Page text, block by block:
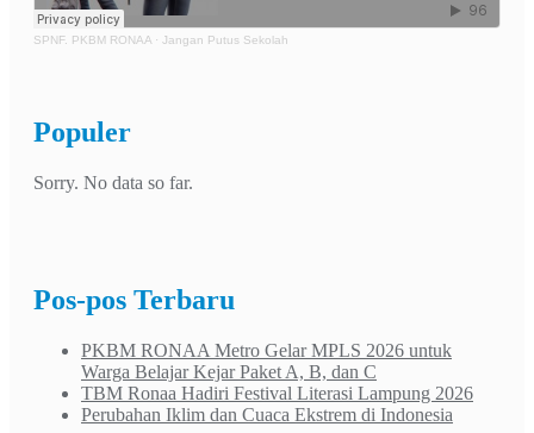
SPNF. PKBM RONAA · Jangan Putus Sekolah
Populer
Sorry. No data so far.
Pos-pos Terbaru
PKBM RONAA Metro Gelar MPLS 2026 untuk
Warga Belajar Kejar Paket A, B, dan C
TBM Ronaa Hadiri Festival Literasi Lampung 2026
Perubahan Iklim dan Cuaca Ekstrem di Indonesia